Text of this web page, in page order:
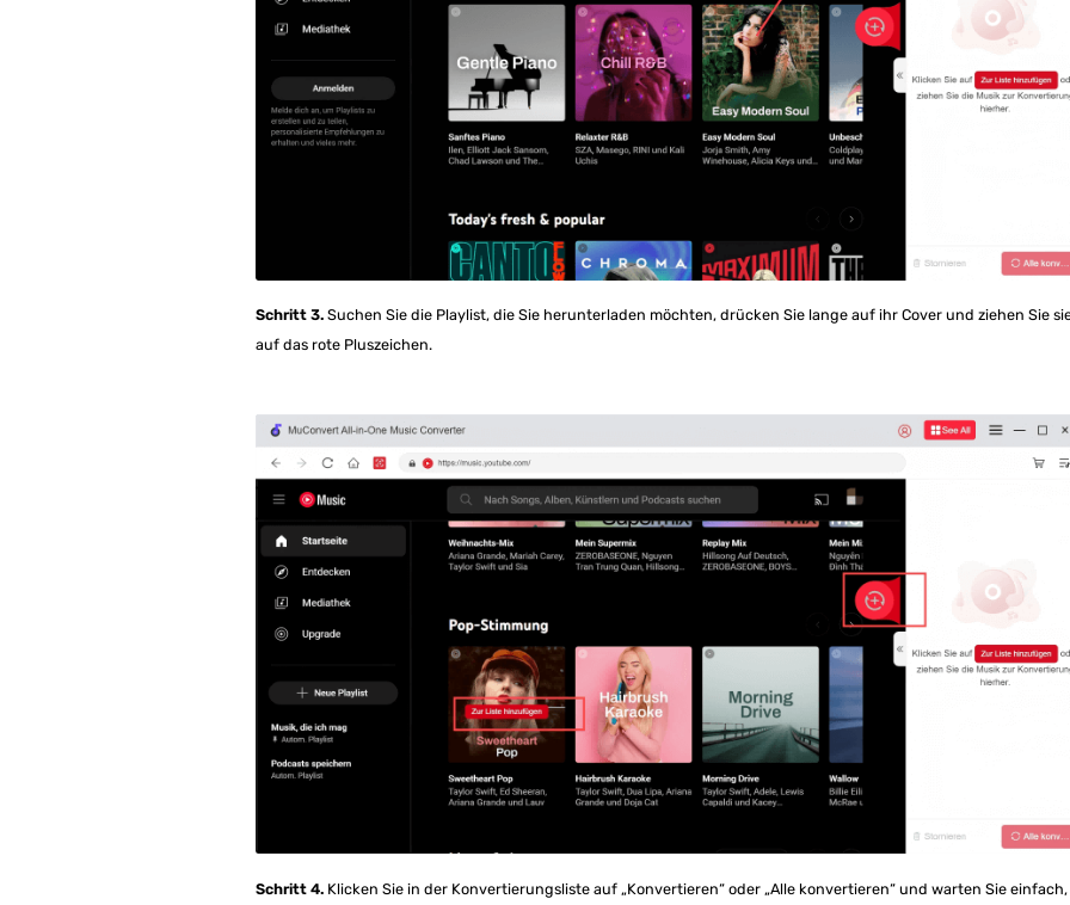
Schritt 3. Suchen Sie die Playlist, die Sie herunterladen möchten, drücken Sie lange auf ihr Cover und ziehen Sie
auf das rote Pluszeichen.
Schritt 4. Klicken Sie in der Konvertierungsliste auf „Konvertieren“ oder „Alle konvertieren“ und warten Sie einfach,